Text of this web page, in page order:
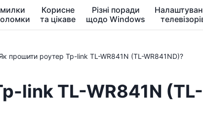
Корисне
та цікаве
Різні поради
щодо Windows
прошити роутер Tp-link TL-WR841N (TL-WR841ND)?
link TL-WR841N (TL-